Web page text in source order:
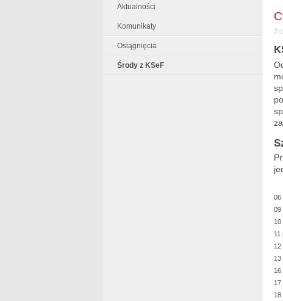
Aktualności
Komunikaty
Osiągnięcia
Środy z KSeF
06
09
10
11
12
13
16
17
18